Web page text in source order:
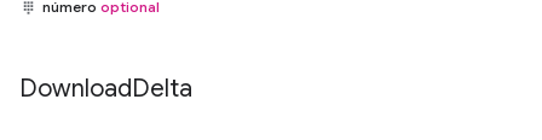
número optional
DownloadDelta